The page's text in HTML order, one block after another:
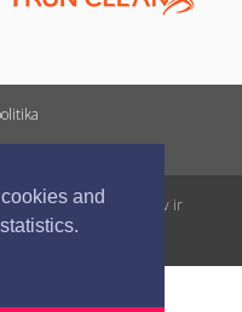
and
saite uz athletics.lv ir